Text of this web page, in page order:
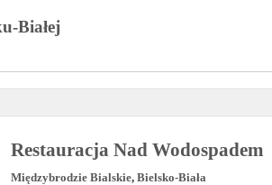
Białej
Restauracja Nad Wodospadem
Międzybrodzie Bialskie, Bielsko-Biała